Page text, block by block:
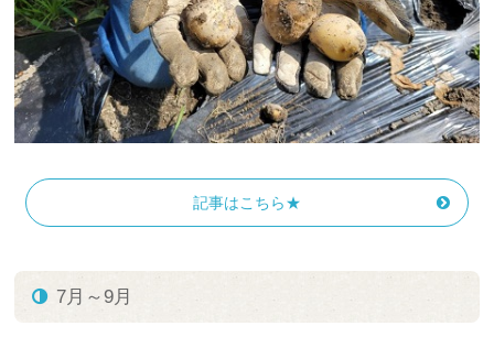
記事はこちら★
7月～9月